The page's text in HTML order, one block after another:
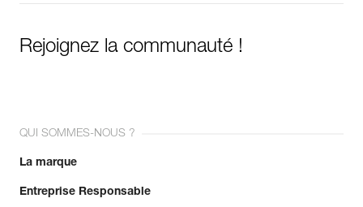
Rejoignez la communauté !
QUI SOMMES-NOUS ?
La marque
Entreprise Responsable